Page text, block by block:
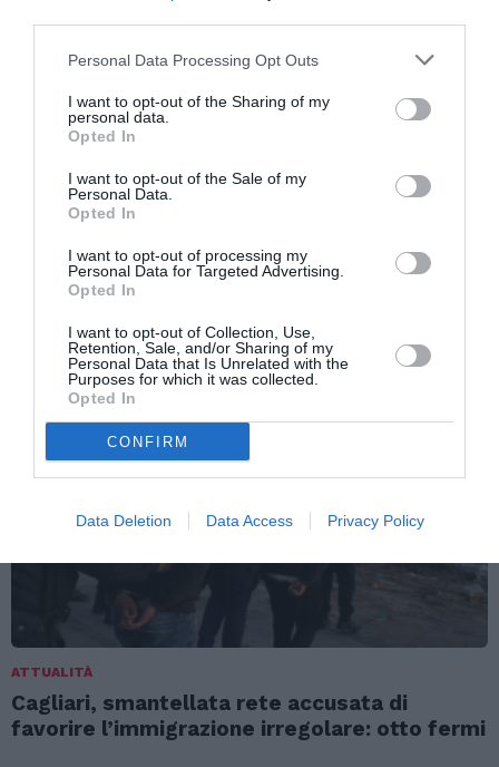
Personal Data Processing Opt Outs
I want to opt-out of the Sharing of my
personal data.
Opted In
I want to opt-out of the Sale of my
Personal Data.
Opted In
I want to opt-out of processing my
Personal Data for Targeted Advertising.
Opted In
I want to opt-out of Collection, Use,
Retention, Sale, and/or Sharing of my
Personal Data that Is Unrelated with the
Purposes for which it was collected.
Opted In
CONFIRM
Data Deletion Data Access Privacy Policy
Articolo precedente
IMMIGRAZIONE: CPO-UIL, CONTRATTO
LAVORO CHE AIUTI INSERIMENTO
Articolo seguente
IMMIGRAZIONE: FURGONE CON 13 CURDI
TI POTREBBERO INTERESSARE
ANCHE:
ATTUALITÀ
Cagliari, smantellata rete accusata di
favorire l’immigrazione irregolare: otto fermi